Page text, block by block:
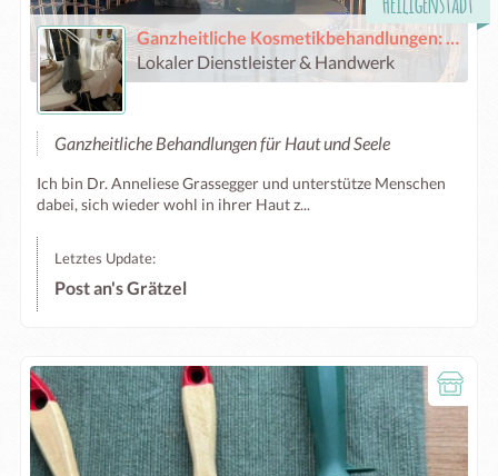
Ganzheitliche Kosmetikbehandlungen: Institut für Körper – Sprache – Bewusstsein
Lokaler Dienstleister & Handwerk
Ganzheitliche Behandlungen für Haut und Seele
Ich bin Dr. Anneliese Grassegger und unterstütze Menschen
dabei, sich wieder wohl in ihrer Haut z...
Letztes Update:
Post an's Grätzel